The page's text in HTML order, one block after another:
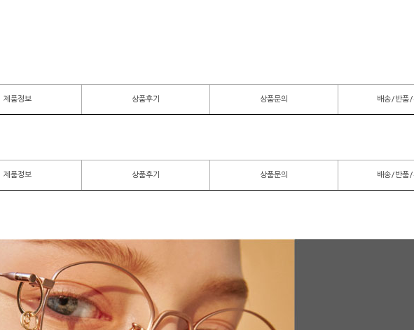
제품정보 상품후기 상품문의 배송/반품/
제품정보 상품후기 상품문의 배송/반품/